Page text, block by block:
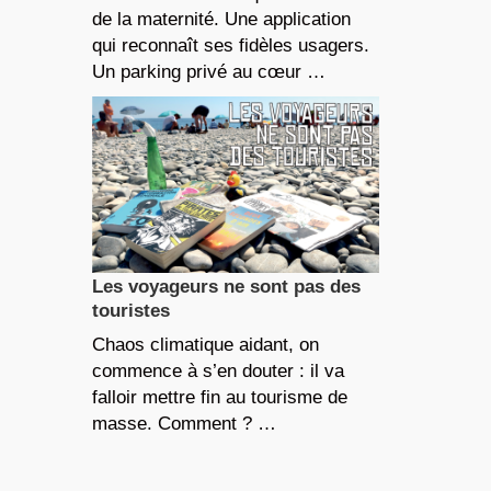
de la maternité. Une application
qui reconnaît ses fidèles usagers.
Un parking privé au cœur …
Les voyageurs ne sont pas des
touristes
Chaos climatique aidant, on
commence à s’en douter : il va
falloir mettre fin au tourisme de
masse. Comment ? …